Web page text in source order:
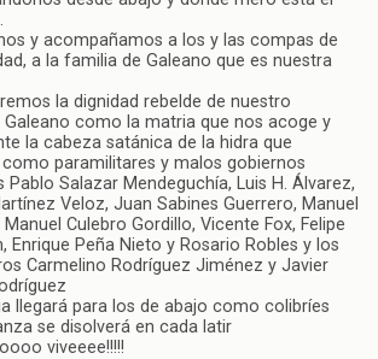
y acompañamos a los y las compas de
a la familia de Galeano que es nuestra
la dignidad rebelde de nuestro
como la matria que nos acoge y
la cabeza satánica de la hidra que
paramilitares y malos gobiernos
Pablo Salazar Mendeguchía, Luis H. Álvarez,
Veloz, Juan Sabines Guerrero, Manuel
Culebro Gordillo, Vicente Fox, Felipe
Enrique Peña Nieto y Rosario Robles y los
Carmelino Rodríguez Jiménez y Javier
llegará para los de abajo como colibríes
se disolverá en cada latir
viveeee!!!!!